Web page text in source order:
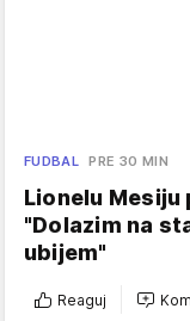
FUDBAL PRE 30 MIN
Lionelu
"Dolazim na
ubijem"
Reaguj